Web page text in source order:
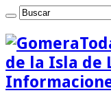
de la Isla de